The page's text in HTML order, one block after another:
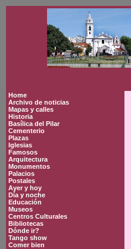
Home
Archivo de noticias
Mapas y calles
Historia
Basílica del Pilar
Cementerio
Plazas
Iglesias
Famosos
Arquitectura
Monumentos
Palacios
Postales
Ayer y hoy
Día y noche
Educación
Museos
Centros Culturales
Bibliotecas
Dónde ir?
Tango show
Comer bien